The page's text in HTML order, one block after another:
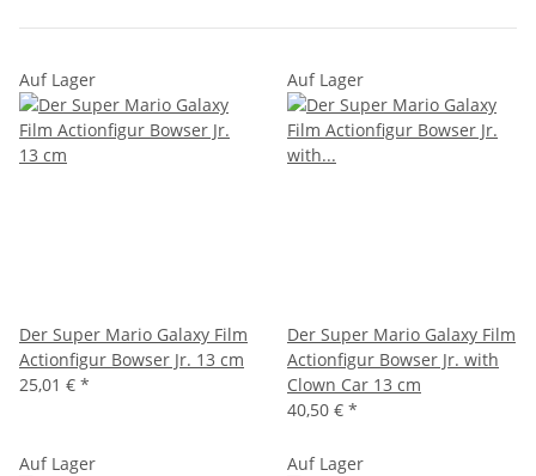
Auf Lager
Der Super Mario Galaxy Film
Actionfigur Bowser Jr. 13 cm
25,01 € *
Auf Lager
Der Super Mario Galaxy Film
Actionfigur Bowser Jr. with
Clown Car 13 cm
40,50 € *
Auf Lager Auf Lager